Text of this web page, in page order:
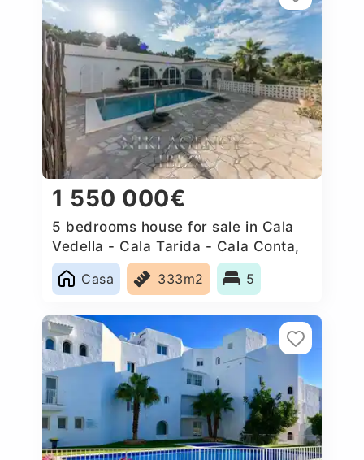
1 550 000€
5 bedrooms house for sale in Cala
Vedella - Cala Tarida - Cala Conta,
Spain
Casa
333m2 5